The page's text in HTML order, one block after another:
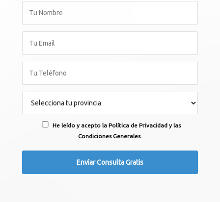
He leído y acepto la Política de Privacidad y las
Condiciones Generales.